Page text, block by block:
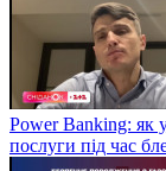
Power Banking: як
послуги під час